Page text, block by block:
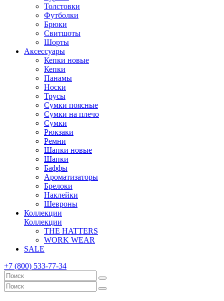
Толстовки
Футболки
Брюки
Свитшоты
Шорты
Аксессуары
Кепки новые
Кепки
Панамы
Носки
Трусы
Сумки поясные
Сумки на плечо
Сумки
Рюкзаки
Ремни
Шапки новые
Шапки
Баффы
Ароматизаторы
Брелоки
Наклейки
Шевроны
Коллекции
Коллекции
THE HATTERS
WORK WEAR
SALE
+7 (800) 533-77-34